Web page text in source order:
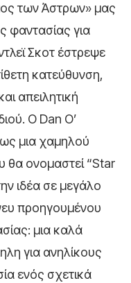
των Άστρων» μας
φαντασίας για
Σκοτ έστρεψε
κατεύθυνση,
απειλητική
Ο Dan O’
μια χαμηλού
θα ονομαστεί “Star
ιδέα σε μεγάλο
προηγουμένου
μια καλά
για ανηλίκους
ενός σχετικά